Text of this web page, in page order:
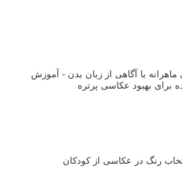
با آگاهی از زبان بدن - آموزش
رنگ در عکاسی از کودکان